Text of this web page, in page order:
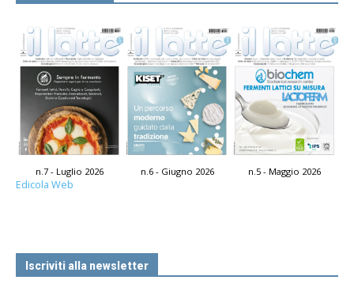
n.7 - Luglio 2026 n.6 - Giugno 2026 n.5 - Maggio 2026
Edicola Web
Iscriviti alla newsletter